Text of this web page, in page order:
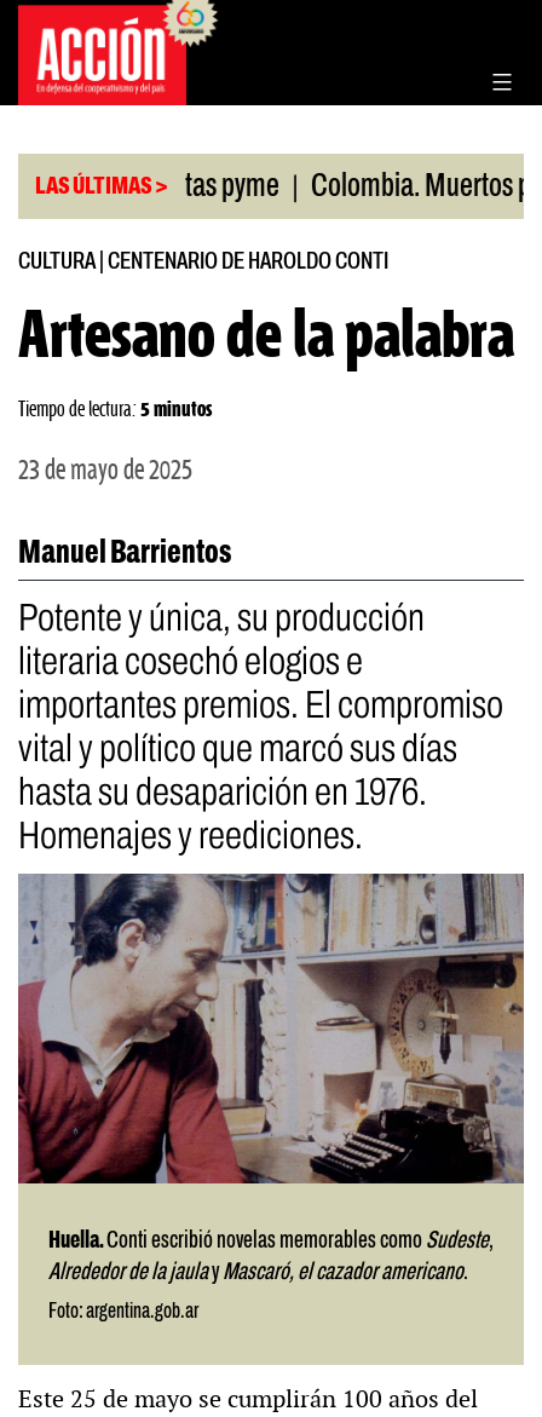
Saltar
contenido
LAS ÚLTIMAS >
minoristas pyme | Colombia. Muertos por
CULTURA| CENTENARIO DE HAROLDO CONTI
Artesano de la palabra
Tiempo de lectura: 5 minutos
23 de mayo de 2025
Manuel Barrientos
Potente y única, su producción
literaria cosechó elogios e
importantes premios. El compromiso
vital y político que marcó sus días
hasta su desaparición en 1976.
Homenajes y reediciones.
Huella.Conti escribió novelas memorables como Sudeste,
Alrededor de la jaulayMascaró, el cazador americano.
Foto: argentina.gob.ar
Este 25 de mayo se cumplirán 100 años del